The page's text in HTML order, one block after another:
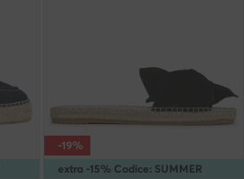
extra -15% Codice: SUMMER
-19%